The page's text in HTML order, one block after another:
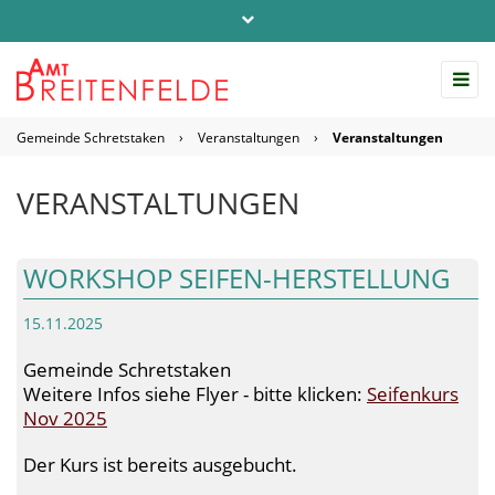
info@amt-breitenfelde.de
Gemeinde Schretstaken › Veranstaltungen › Veranstaltungen
VERANSTALTUNGEN
WORKSHOP SEIFEN-HERSTELLUNG
15.11.2025
Gemeinde Schretstaken
Weitere Infos siehe Flyer - bitte klicken: Seifenkurs
Nov 2025
Der Kurs ist bereits ausgebucht.